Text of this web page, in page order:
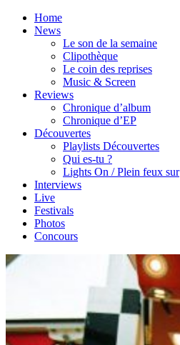
Home
News
Le son de la semaine
Clipothèque
Le coin des reprises
Music & Screen
Reviews
Chronique d’album
Chronique d’EP
Découvertes
Playlists Découvertes
Qui es-tu ?
Lights On / Plein feux sur
Interviews
Live
Festivals
Photos
Concours